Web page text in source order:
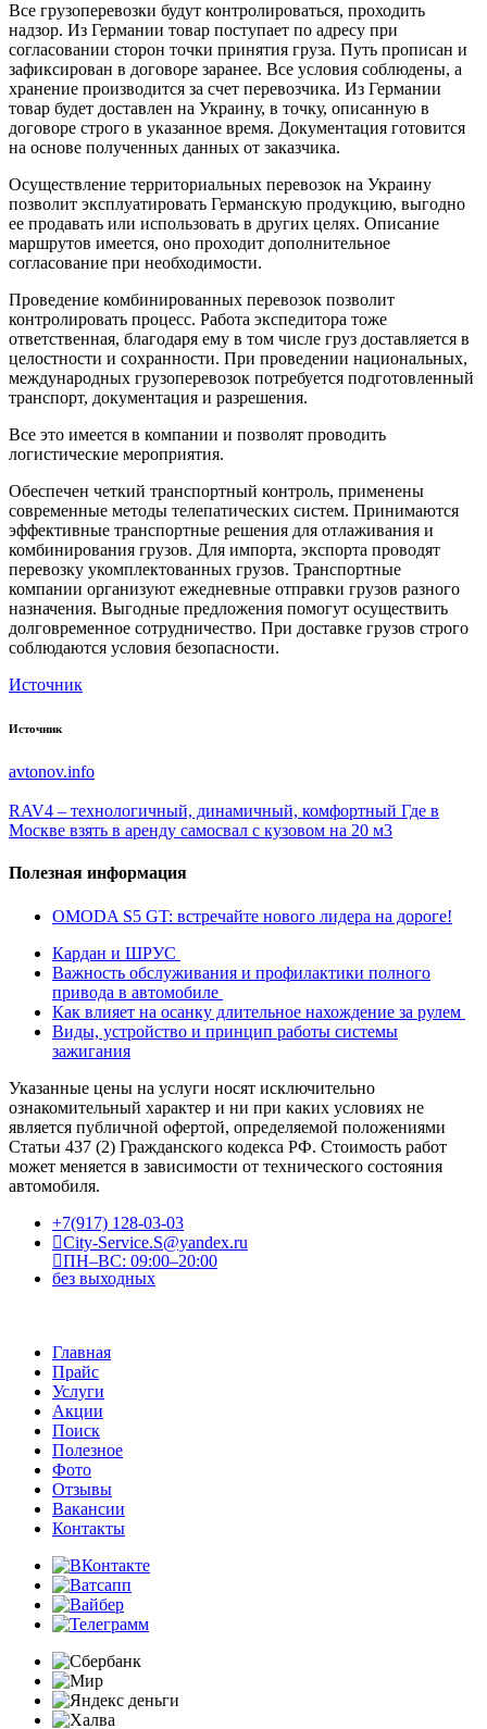
Все грузоперевозки будут контролироваться, проходить
надзор. Из Германии товар поступает по адресу при
согласовании сторон точки принятия груза. Путь прописан и
зафиксирован в договоре заранее. Все условия соблюдены, а
хранение производится за счет перевозчика. Из Германии
товар будет доставлен на Украину, в точку, описанную в
договоре строго в указанное время. Документация готовится
на основе полученных данных от заказчика.
Осуществление территориальных перевозок на Украину
позволит эксплуатировать Германскую продукцию, выгодно
ее продавать или использовать в других целях. Описание
маршрутов имеется, оно проходит дополнительное
согласование при необходимости.
Проведение комбинированных перевозок позволит
контролировать процесс. Работа экспедитора тоже
ответственная, благодаря ему в том числе груз доставляется в
целостности и сохранности. При проведении национальных,
международных грузоперевозок потребуется подготовленный
транспорт, документация и разрешения.
Все это имеется в компании и позволят проводить
логистические мероприятия.
Обеспечен четкий транспортный контроль, применены
современные методы телепатических систем. Принимаются
эффективные транспортные решения для отлаживания и
комбинирования грузов. Для импорта, экспорта проводят
перевозку укомплектованных грузов. Транспортные
компании организуют ежедневные отправки грузов разного
назначения. Выгодные предложения помогут осуществить
долговременное сотрудничество. При доставке грузов строго
соблюдаются условия безопасности.
Источник
Источник
avtonov.info
RAV4 – технологичный, динамичный, комфортный Где в
Москве взять в аренду самосвал с кузовом на 20 м3
Полезная информация
OMODA S5 GT: встречайте нового лидера на дороге!
Кардан и ШРУС
Важность обслуживания и профилактики полного
привода в автомобиле
Как влияет на осанку длительное нахождение за рулем
Виды, устройство и принцип работы системы
зажигания
Указанные цены на услуги носят исключительно
ознакомительный характер и ни при каких условиях не
является публичной офертой, определяемой положениями
Статьи 437 (2) Гражданского кодекса РФ. Стоимость работ
может меняется в зависимости от технического состояния
автомобиля.
+7(917) 128-03-03
City-Service.S@yandex.ru
ПН–ВС: 09:00–20:00
без выходных
Главная
Прайс
Услуги
Акции
Поиск
Полезное
Фото
Отзывы
Вакансии
Контакты